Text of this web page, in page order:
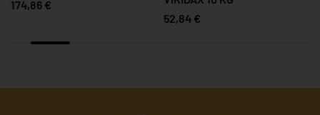
174,86 €
52,84 €